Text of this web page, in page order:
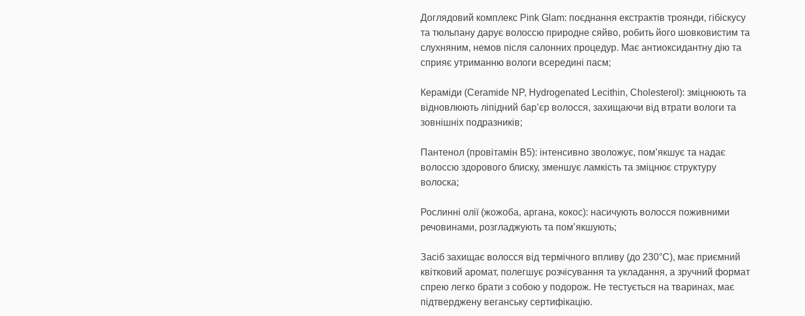
Доглядовий комплекс Pink Glam: поєднання екстрактів троянди, гібіскусу
та тюльпану дарує волоссю природне сяйво, робить його шовковистим та
слухняним, немов після салонних процедур. Має антиоксидантну дію та
сприяє утриманню вологи всередині пасм;
Кераміди (Ceramide NP, Hydrogenated Lecithin, Cholesterol): зміцнюють та
відновлюють ліпідний бар’єр волосся, захищаючи від втрати вологи та
зовнішніх подразників;
Пантенол (провітамін B5): інтенсивно зволожує, пом’якшує та надає
волоссю здорового блиску, зменшує ламкість та зміцнює структуру
волоска;
Рослинні олії (жожоба, аргана, кокос): насичують волосся поживними
речовинами, розгладжують та пом’якшують;
Засіб захищає волосся від термічного впливу (до 230°C), має приємний
квітковий аромат, полегшує розчісування та укладання, а зручний формат
спрею легко брати з собою у подорож. Не тестується на тваринах, має
підтверджену веганську сертифікацію.